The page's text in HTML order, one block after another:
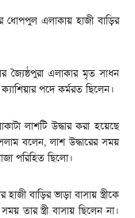
ধোপপুল এলাকায় হাজী বাড়ির
জ্যৈষ্ঠপুরা এলাকার মৃত সাধন
পদে কর্মরত ছিলেন।
লাশটি উদ্ধার করা হয়েছে
বলেন, লাশ উদ্ধারের সময়
পরিহিত ছিলো।
বাড়ির ভাড়া বাসায় স্ত্রীকে
স্ত্রী বাসায় ছিলেন না।